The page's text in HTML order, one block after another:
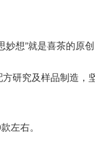
想”就是喜茶的原创
研究及样品制造，
左右。